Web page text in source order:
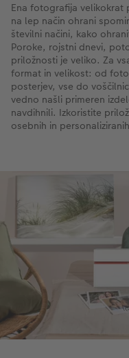
Ena fotografija velikokrat
na lep način ohrani
številni načini, kako
Poroke, rojstni dnevi,
priložnosti je veliko. Za
format in velikost: od
posterjev, vse do
vedno našli primeren
navdihnili. Izkoristite
osebnih in